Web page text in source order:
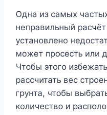
Одна из самых
неправильный
установлено
может просесть или
Чтобы этого
рассчитать вес
грунта, чтобы
количество и